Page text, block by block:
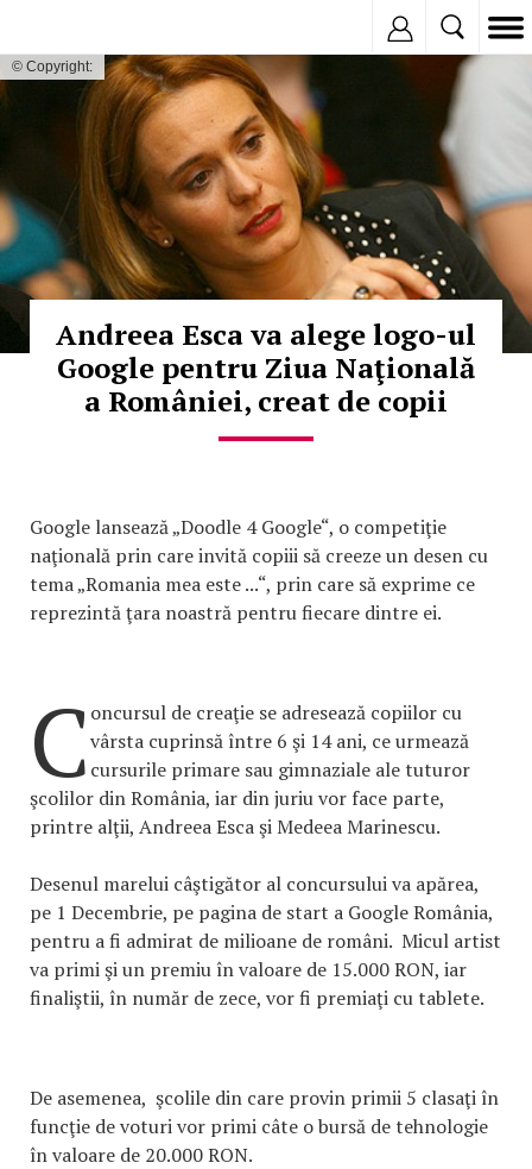
© Copyright:
Andreea Esca va alege logo-ul
Google pentru Ziua Naţională
a României, creat de copii
Google lansează „Doodle 4 Google“, o competiţie
naţională prin care invită copiii să creeze un desen cu
tema „Romania mea este ...“, prin care să exprime ce
reprezintă ţara noastră pentru fiecare dintre ei.
C oncursul de creaţie se adresează copiilor cu
vârsta cuprinsă între 6 şi 14 ani, ce urmează
cursurile primare sau gimnaziale ale tuturor
şcolilor din România, iar din juriu vor face parte,
printre alţii, Andreea Esca şi Medeea Marinescu.
Desenul marelui câştigător al concursului va apărea,
pe 1 Decembrie, pe pagina de start a Google România,
pentru a fi admirat de milioane de români. Micul artist
va primi şi un premiu în valoare de 15.000 RON, iar
finaliştii, în număr de zece, vor fi premiaţi cu tablete.
De asemenea, şcolile din care provin primii 5 clasaţi în
funcţie de voturi vor primi câte o bursă de tehnologie
în valoare de 20.000 RON.